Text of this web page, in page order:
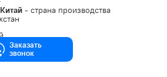
Китай - страна производства
Заказать
звонок